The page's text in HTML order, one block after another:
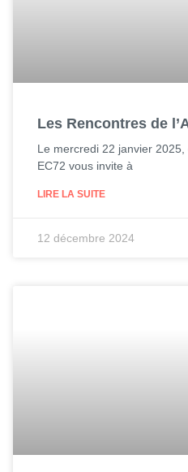
Les Rencontres de
Le mercredi 22 janvier
EC72 vous invite à
LIRE LA SUITE
12 décembre 2024